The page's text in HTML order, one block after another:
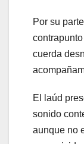
Por su
cuerda
El laúd
sonido
aunque no